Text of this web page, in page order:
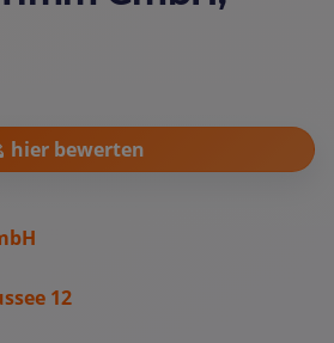
hier bewerten
12